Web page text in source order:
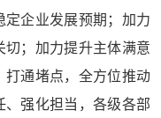
定企业发展预期；加力
切；加力提升主体满意
打通堵点，全方位推动
、强化担当，各级各部